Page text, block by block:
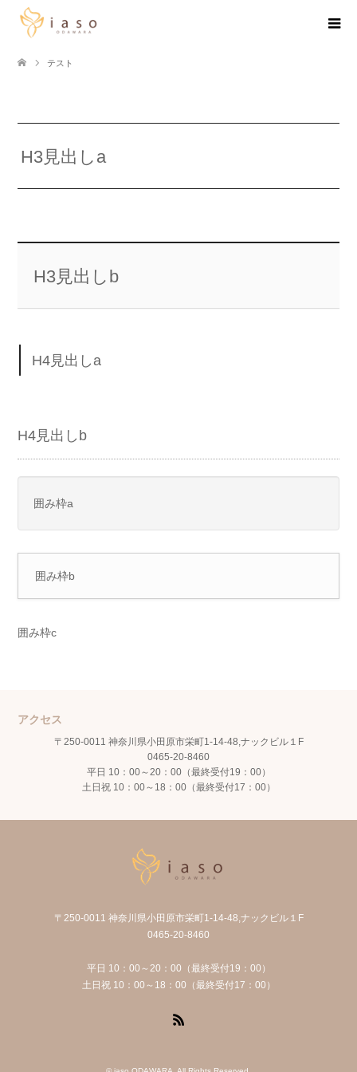
テスト
H3見出しa
H3見出しb
H4見出しa
H4見出しb
囲み枠a
囲み枠b
囲み枠c
アクセス
〒250-0011 神奈川県小田原市栄町1-14-48,ナックビル１F
0465-20-8460
平日 10：00～20：00（最終受付19：00）
土日祝 10：00～18：00（最終受付17：00）
〒250-0011 神奈川県小田原市栄町1-14-48,ナックビル１F
0465-20-8460
平日 10：00～20：00（最終受付19：00）
土日祝 10：00～18：00（最終受付17：00）